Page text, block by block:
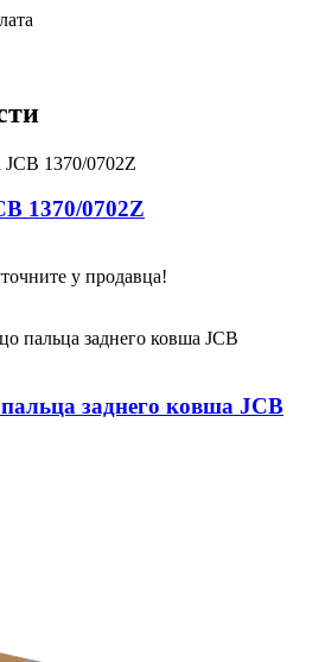
1370/0702Z
у продавца!
заднего ковша JCB